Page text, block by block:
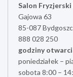
Salon
Gajowa 63
85-087
888 028 250
godziny
poniedziałek –
sobota 8:00 –